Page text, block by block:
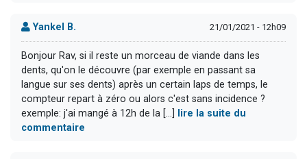
Yankel B. 21/01/2021 - 12h09
Bonjour Rav, si il reste un morceau de viande dans les
dents, qu'on le découvre (par exemple en passant sa
langue sur ses dents) après un certain laps de temps, le
compteur repart à zéro ou alors c'est sans incidence ?
exemple: j'ai mangé à 12h de la [...]
lire la suite du
commentaire